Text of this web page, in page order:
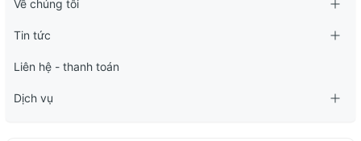
Về chúng tôi
Tin tức
Liên hệ - thanh toán
Dịch vụ